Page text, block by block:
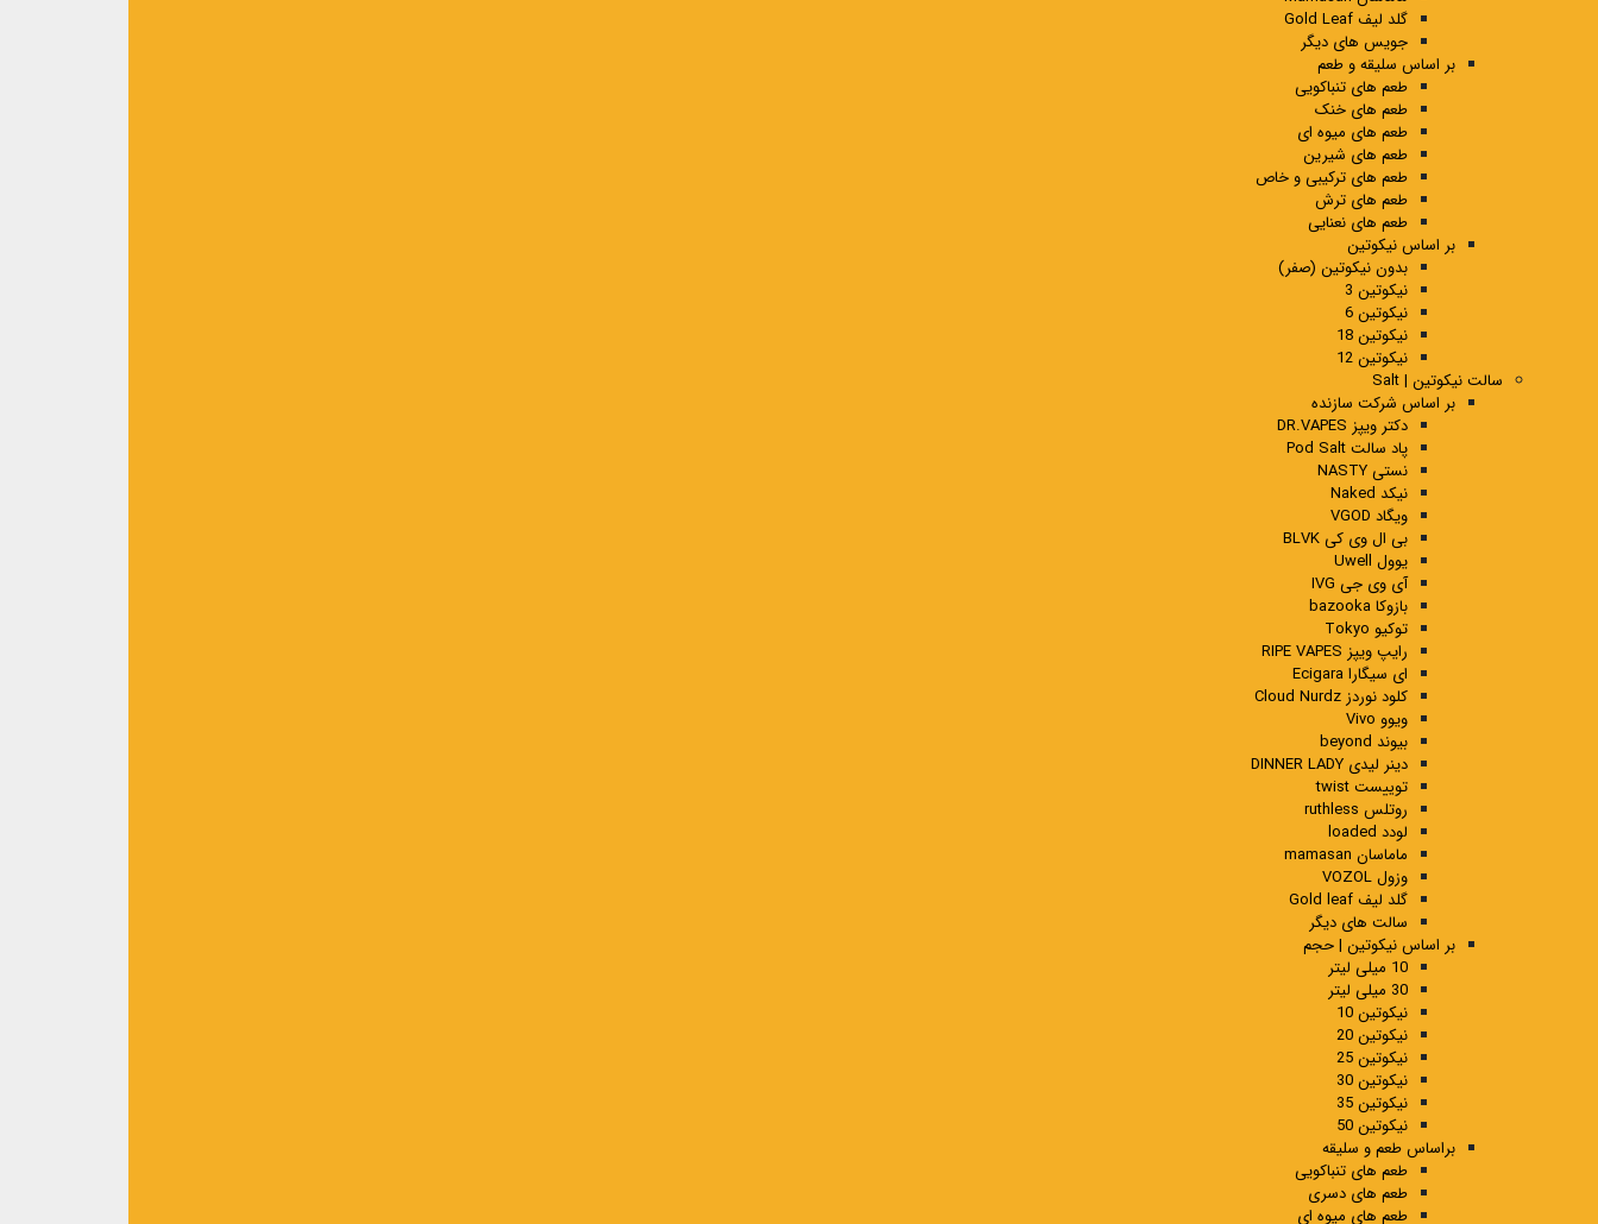
گلد لیف Gold Leaf
جویس های دیگر
بر اساس سلیقه و طعم
طعم های تنباکویی
طعم های خنک
طعم های میوه ای
طعم های شیرین
طعم های ترکیبی و خاص
طعم های ترش
طعم های نعنایی
بر اساس نیکوتین
بدون نیکوتین (صفر)
نیکوتین 3
نیکوتین 6
نیکوتین 18
نیکوتین 12
سالت نیکوتین | Salt
بر اساس شرکت سازنده
دکتر ویپز DR.VAPES
پاد سالت Pod Salt
نستی NASTY
نیکد Naked
ویگاد VGOD
بی ال وی کی BLVK
یوول Uwell
آی وی جی IVG
بازوکا bazooka
توکیو Tokyo
رایپ ویپز RIPE VAPES
ای سیگارا Ecigara
کلود نوردز Cloud Nurdz
ویوو Vivo
بیوند beyond
دینر لیدی DINNER LADY
توییست twist
روتلس ruthless
لودد loaded
ماماسان mamasan
وزول VOZOL
گلد لیف Gold leaf
سالت های دیگر
بر اساس نیکوتین | حجم
10 میلی لیتر
30 میلی لیتر
نیکوتین 10
نیکوتین 20
نیکوتین 25
نیکوتین 30
نیکوتین 35
نیکوتین 50
براساس طعم و سلیقه
طعم های تنباکویی
طعم های دسری
طعم های میوه ای